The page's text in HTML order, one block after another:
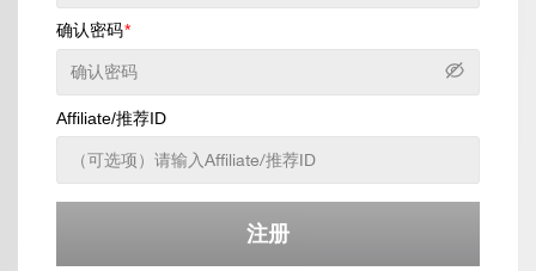
确认密码
Affiliate/推荐ID
注册